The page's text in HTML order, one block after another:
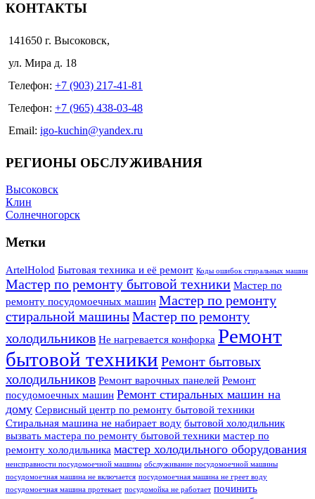
КОНТАКТЫ
141650 г. Высоковск,
ул. Мира д. 18
Телефон: +7 (903) 217-41-81
Телефон: +7 (965) 438-03-48
Email: igo-kuchin@yandex.ru
РЕГИОНЫ ОБСЛУЖИВАНИЯ
Высоковск
Клин
Солнечногорск
Метки
ArtelHolod Бытовая техника и её ремонт Коды ошибок стиральных машин
Мастер по ремонту бытовой техники Мастер по
ремонту посудомоечных машин Мастер по ремонту
стиральной машиныМастер по ремонту
холодильников Не нагревается конфорка Ремонт
бытовой техники Ремонт бытовых
холодильников Ремонт варочных панелей Ремонт
посудомоечных машин Ремонт стиральных машин на
дому Сервисный центр по ремонту бытовой техники
Стиральная машина не набирает воду бытовой холодильник
вызвать мастера по ремонту бытовой техники мастер по
ремонту холодильника мастер холодильного оборудования
неисправности посудомоечной машины обслуживание посудомоечной машины
посудомоечная машина не включается посудомоечная машина не греет воду
посудомоечная машина протекает посудомойка не работает починить